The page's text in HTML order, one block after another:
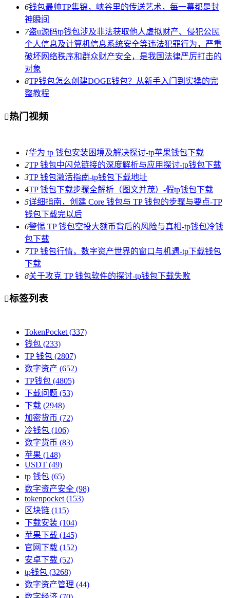
6钱包最帅TP集锦，峡谷里的传送艺术，每一幕都是封
神瞬间
7盗u源码tp钱包涉及非法获取他人虚拟财产、侵犯公民
个人信息及计算机信息系统安全等违法犯罪行为，严重
破坏网络秩序和群众财产安全，是我国法律严厉打击的
对象
8TP钱包怎么创建DOGE钱包？从新手入门到实操的完
整教程
热门视频
1华为 tp 钱包安装困境及解决探讨-tp苹果钱包下载
2TP 钱包中闪兑链接的深度解析与应用探讨-tp钱包下载
3TP 钱包激活指南-tp钱包下载地址
4TP 钱包下载步骤全解析（图文并茂）-假tp钱包下载
5详细指南，创建 Core 钱包与 TP 钱包的步骤与要点-TP
钱包下载完以后
6警惕 TP 钱包空投大额币背后的风险与真相-tp钱包冷钱
包下载
7TP 钱包行情，数字资产世界的窗口与机遇-tp下载钱包
下载
8关于攻克 TP 钱包软件的探讨-tp钱包下载失败
标签列表
TokenPocket (337)
钱包 (233)
TP 钱包 (2807)
数字资产 (652)
TP钱包 (4805)
下载问题 (53)
下载 (2948)
加密货币 (72)
冷钱包 (106)
数字货币 (83)
苹果 (148)
USDT (49)
tp 钱包 (65)
数字资产安全 (98)
tokenpocket (153)
区块链 (115)
下载安装 (104)
苹果下载 (145)
官网下载 (152)
安卓下载 (52)
tp钱包 (3268)
数字资产管理 (44)